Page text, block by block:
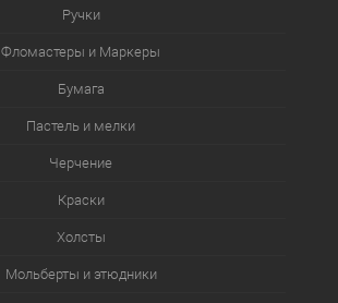
Ручки
Фломастеры и Маркеры
Бумага
Пастель и мелки
Черчение
Краски
Холсты
Мольберты и этюдники